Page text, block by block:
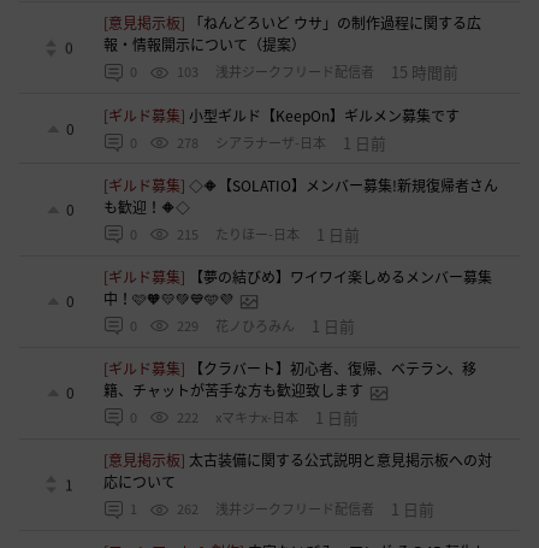
0
[意見掲示板]
「ねんどろいど ウサ」の制作過程に関する広
報・情報開示について（提案）
0 103 浅井ジークフリード配信者 15 時間前
0
[ギルド募集]小型ギルド【KeepOn】ギルメン募集です
0 278 シアラナーザ-日本 1 日前
0
[ギルド募集]◇🔶【SOLATIO】メンバー募集!新規復帰者さん
も歓迎！🔶◇
0 215 たりほー-日本 1 日前
0
[ギルド募集]
【夢の結びめ】ワイワイ楽しめるメンバー募集
中！🩷🧡💛💚💙🩵💜
0 229 花ノひろみん 1 日前
0
[ギルド募集]
【クラバート】初心者、復帰、ベテラン、移
籍、チャットが苦手な方も歓迎致します
0 222 xマキナx-日本 1 日前
1
[意見掲示板] 太古装備に関する公式説明と意見掲示板への対
応について
1 262 浅井ジークフリード配信者 1 日前